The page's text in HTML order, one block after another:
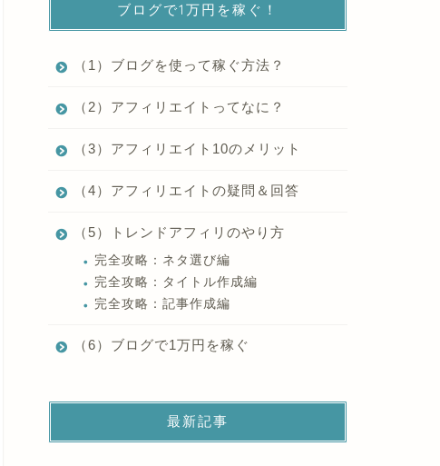
ブログで1万円を稼ぐ！
（1）ブログを使って稼ぐ方法？
（2）アフィリエイトってなに？
（3）アフィリエイト10のメリット
（4）アフィリエイトの疑問＆回答
（5）トレンドアフィリのやり方
完全攻略：ネタ選び編
完全攻略：タイトル作成編
完全攻略：記事作成編
（6）ブログで1万円を稼ぐ
最新記事